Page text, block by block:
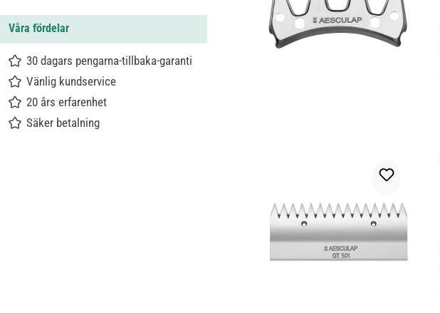
Våra fördelar
30 dagars pengarna-tillbaka-garanti
Vänlig kundservice
20 års erfarenhet
Säker betalning